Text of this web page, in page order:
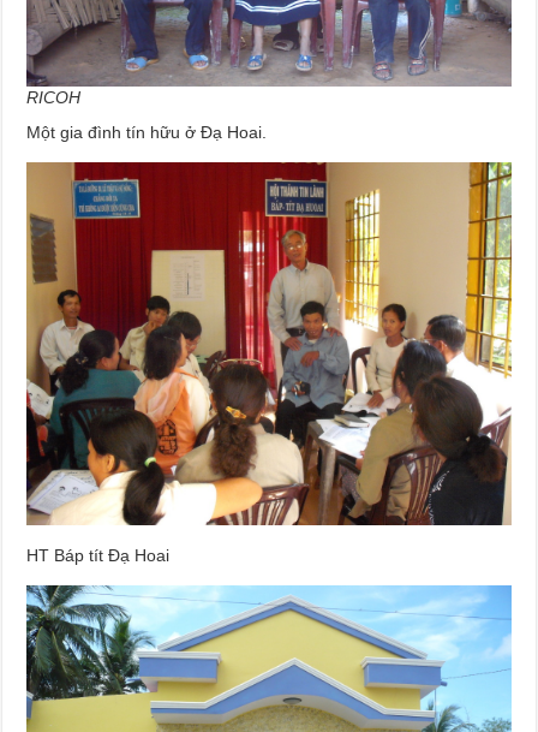
RICOH
Một gia đình tín hữu ở Đạ Hoai.
HT Báp tít Đạ Hoai